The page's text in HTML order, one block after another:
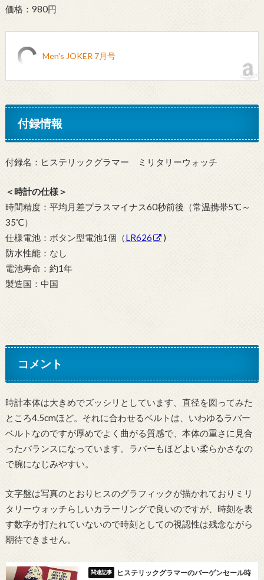
価格：980円
Men's JOKER 7月号
付録情報
付録名：ヒステリックグラマー ミリタリーウォッチ
＜時計の仕様＞
時間精度：平均月差プラスマイナス60秒前後（常温携帯5℃～
35℃）
仕様電池：ボタン型電池1個（LR626
)
防水性能：なし
電池寿命：約1年
製造国：中国
コメント
時計本体は大きめでズッシリとしています、直径を図ってみた
ところ4.5cmほど。それに合わせるベルトは、いわゆるラバー
ベルトなのですが厚めでよく曲がる質感で、本体の重さに見合
ったバランスになっています。ラバーもほどよい柔らかさなの
で腕になじみやすい。
文字盤は写真のとおりヒスのグラフィックが描かれておりミリ
タリーウォッチらしいカラーリングで良いのですが、時刻を表
す数字が打たれていないので時刻としての視認性は残念ながら
期待できません。
ヒステリックグラマーのバーゲンセール時